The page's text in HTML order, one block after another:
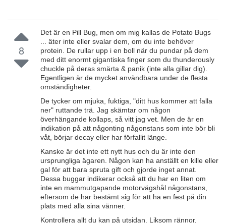
8
Det är en Pill Bug, men om mig kallas de Potato Bugs
... äter inte eller svalar dem, om du inte behöver
protein. De rullar upp i en boll när du pundar på dem
med ditt enormt gigantiska finger som du thunderously
chuckle på deras smärta & panik (inte alla gillar dig).
Egentligen är de mycket användbara under de flesta
omständigheter.
De tycker om mjuka, fuktiga, "ditt hus kommer att falla
ner" ruttande trä. Jag skämtar om någon
överhängande kollaps, så vitt jag vet. Men de är en
indikation på att någonting någonstans som inte bör bli
våt, börjar decay eller har förfallit länge.
Kanske är det inte ett nytt hus och du är inte den
ursprungliga ägaren. Någon kan ha anställt en kille eller
gal för att bara spruta gift och gjorde inget annat.
Dessa buggar indikerar också att du har en liten om
inte en mammutgapande motorvägshål någonstans,
eftersom de har bestämt sig för att ha en fest på din
plats med alla sina vänner.
Kontrollera allt du kan på utsidan. Liksom rännor,